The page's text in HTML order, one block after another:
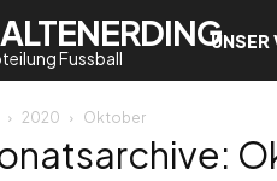
Fussball
UNSER
2020 Oktober